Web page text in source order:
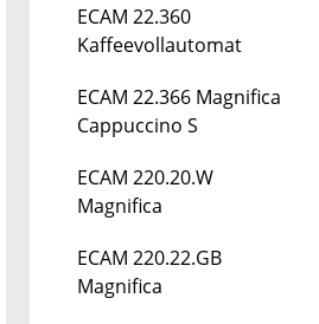
ECAM 22.360
Kaffeevollautomat
ECAM 22.366 Magnifica
Cappuccino S
ECAM 220.20.W
Magnifica
ECAM 220.22.GB
Magnifica